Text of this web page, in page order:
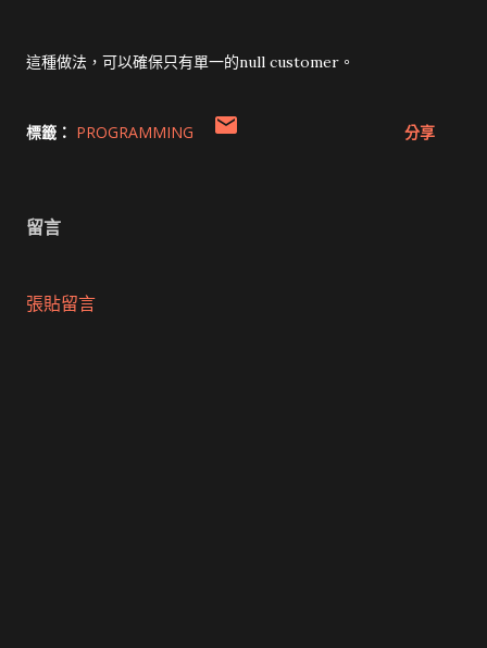
這種做法，可以確保只有單一的null customer。
標籤： PROGRAMMING 分享
留言
張貼留言